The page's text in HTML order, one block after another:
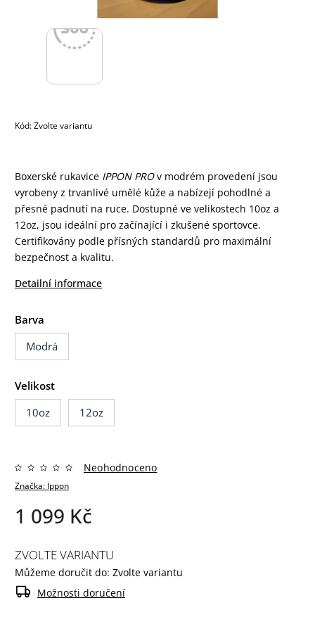
Kód:Zvolte variantu
Boxerské rukavice IPPON PROv modrém provedení jsou
vyrobeny z trvanlivé umělé kůže a nabízejí pohodlné a
přesné padnutí na ruce. Dostupné ve velikostech 10oz a
12oz, jsou ideální pro začínající i zkušené sportovce.
Certifikovány podle přísných standardů pro maximální
bezpečnost a kvalitu.
Detailní informace
Barva
Modrá
Velikost
10oz
12oz
Značka: Ippon
Neohodnoceno
1 099 Kč
ZVOLTE VARIANTU
Můžeme doručit do: Zvolte variantu
Možnosti doručení